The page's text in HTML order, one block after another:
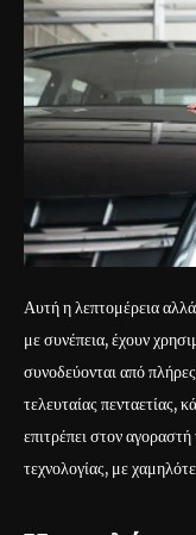
Αυτή η λεπτομέρεια
με συνέπεια, έχουν
συνοδεύονται από
τελευταίας πενταετίας,
επιτρέπει στον
τεχνολογίας, με